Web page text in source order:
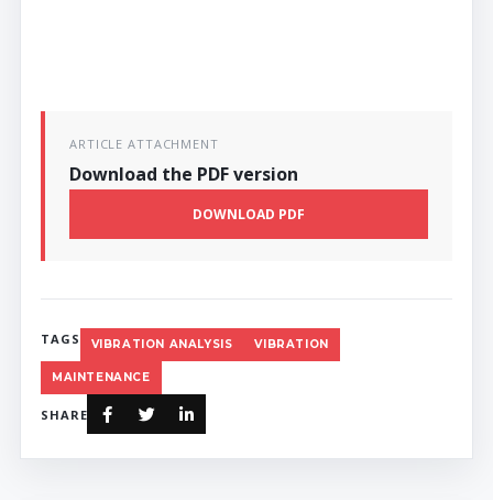
ARTICLE ATTACHMENT
Download the PDF version
DOWNLOAD PDF
TAGS VIBRATION ANALYSIS VIBRATION
MAINTENANCE
SHARE